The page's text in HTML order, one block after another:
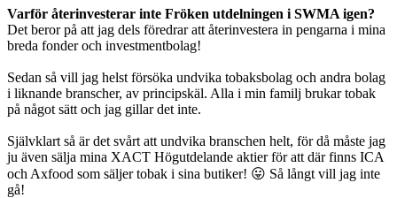
Varför återinvesterar inte Fröken utdelningen i SWMA igen?
Det beror på att jag dels föredrar att återinvestera in pengarna i mina
breda fonder och investmentbolag!
Sedan så vill jag helst försöka undvika tobaksbolag och andra bolag
i liknande branscher, av principskäl. Alla i min familj brukar tobak
på något sätt och jag gillar det inte.
Självklart så är det svårt att undvika branschen helt, för då måste jag
ju även sälja mina XACT Högutdelande aktier för att där finns ICA
och Axfood som säljer tobak i sina butiker! 😛 Så långt vill jag inte
gå!